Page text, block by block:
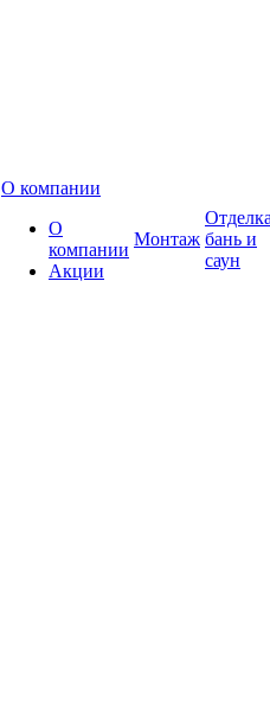
О компании
О
компании
Акции
Монтаж бань и
саун